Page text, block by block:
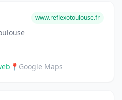
www.reflexotoulouse.fr
📍 Google Maps